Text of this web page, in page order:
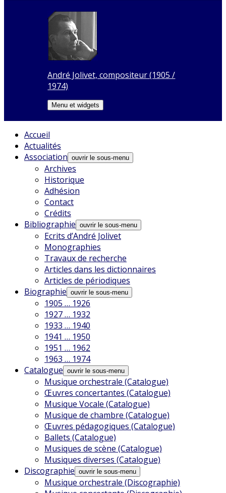
André Jolivet, compositeur (1905 /
1974)
Menu et widgets
Accueil
Actualités
Association ouvrir le sous-menu
Archives
Historique
Adhésion
Contact
Crédits
Bibliographie ouvrir le sous-menu
Ecrits d’André Jolivet
Monographies
Travaux de recherche
Articles dans les dictionnaires
Articles de périodiques
Biographie ouvrir le sous-menu
1905 … 1926
1927 … 1932
1933 … 1940
1941 … 1950
1951 … 1962
1963 … 1974
Catalogue ouvrir le sous-menu
Musique orchestrale (Catalogue)
Œuvres concertantes (Catalogue)
Musique Vocale (Catalogue)
Musique de chambre (Catalogue)
Œuvres pédagogiques (Catalogue)
Ballets (Catalogue)
Musiques de scène (Catalogue)
Musiques diverses (Catalogue)
Discographie ouvrir le sous-menu
Musique orchestrale (Discographie)